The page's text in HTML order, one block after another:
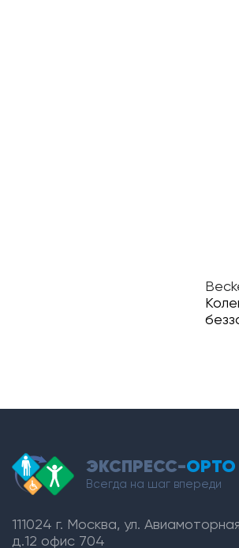
ЭКСПРЕСС-ОРТО
Всегда на шаг впереди
111024 г. Москва, ул.
д.12 офис 704